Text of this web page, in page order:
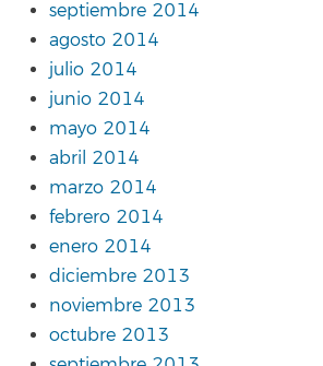
septiembre 2014
agosto 2014
julio 2014
junio 2014
mayo 2014
abril 2014
marzo 2014
febrero 2014
enero 2014
diciembre 2013
noviembre 2013
octubre 2013